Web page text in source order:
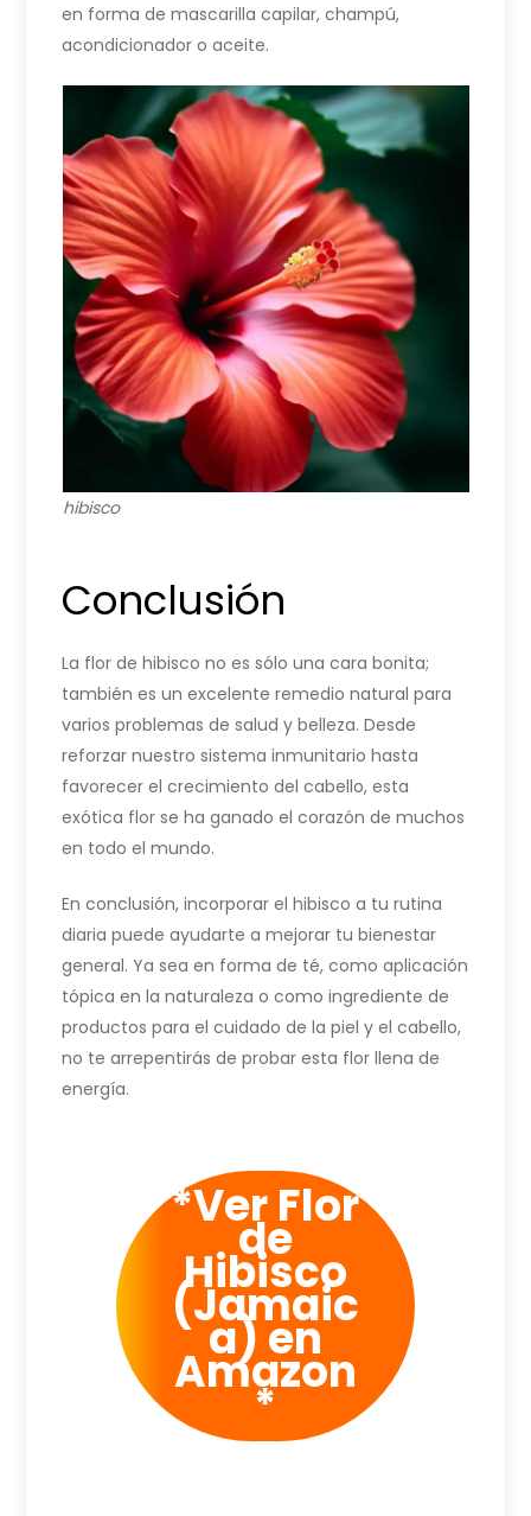
en forma de mascarilla capilar, champú,
acondicionador o aceite.
hibisco
Conclusión
La flor de hibisco no es sólo una cara bonita;
también es un excelente remedio natural para
varios problemas de salud y belleza. Desde
reforzar nuestro sistema inmunitario hasta
favorecer el crecimiento del cabello, esta
exótica flor se ha ganado el corazón de muchos
en todo el mundo.
En conclusión, incorporar el hibisco a tu rutina
diaria puede ayudarte a mejorar tu bienestar
general. Ya sea en forma de té, como aplicación
tópica en la naturaleza o como ingrediente de
productos para el cuidado de la piel y el cabello,
no te arrepentirás de probar esta flor llena de
energía.
*Ver Flor
de
Hibisco
(Jamaic
a) en
Amazon
*